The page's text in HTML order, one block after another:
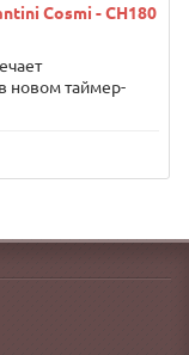
Cosmi - CH180
новом таймер-